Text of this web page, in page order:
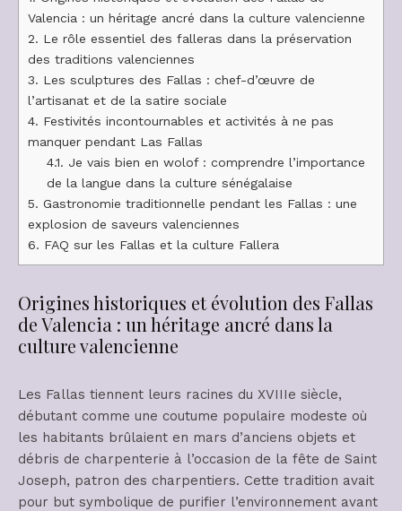
Valencia : un héritage ancré dans la culture valencienne
2. Le rôle essentiel des falleras dans la préservation
des traditions valenciennes
3. Les sculptures des Fallas : chef-d’œuvre de
l’artisanat et de la satire sociale
4. Festivités incontournables et activités à ne pas
manquer pendant Las Fallas
4.1. Je vais bien en wolof : comprendre l’importance
de la langue dans la culture sénégalaise
5. Gastronomie traditionnelle pendant les Fallas : une
explosion de saveurs valenciennes
6. FAQ sur les Fallas et la culture Fallera
Origines historiques et évolution des Fallas
de Valencia : un héritage ancré dans la
culture valencienne
Les Fallas tiennent leurs racines du XVIIIe siècle,
débutant comme une coutume populaire modeste où
les habitants brûlaient en mars d’anciens objets et
débris de charpenterie à l’occasion de la fête de Saint
Joseph, patron des charpentiers. Cette tradition avait
pour but symbolique de purifier l’environnement avant